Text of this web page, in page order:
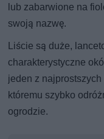
lub zabarwione na
swoją nazwę.
Liście są duże,
charakterystyczne
jeden z
któremu szybko
ogrodzie.